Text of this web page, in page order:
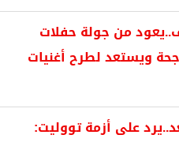
من جولة حفلات
ويستعد لطرح أغنيات
على أزمة تووليت: